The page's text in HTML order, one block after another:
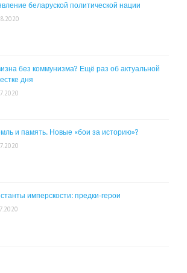
беларуской политической нации
без коммунизма? Ещё раз об актуальной
дня
и память. Новые «бои за историю»?
имперскости: предки-герои